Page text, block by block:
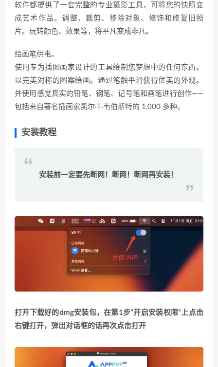
软件都提供了一套完整的专业摄影工具，可将您的快照变
成艺术作品。调整、裁剪、移除对象、修饰和修复旧照
片。玩转颜色、效果等，将平凡变成非凡。
给画笔供电。
使用专为插图画家设计的工具绘制您梦想中的任何东西。
以完美对称的图案绘画。通过笔触平滑获得优美的外观。
并使用感觉真实的铅笔、钢笔、记号笔和画笔进行创作——
包括来自著名插画家凯尔·T·韦伯斯特的 1,000 多种。
安装教程
安装前一定要先断网！断网！断网再安装！
打开下载好的dmg安装包，在第1步“开启安装权限”上点击
右键打开，弹出对话框的话再次点击打开